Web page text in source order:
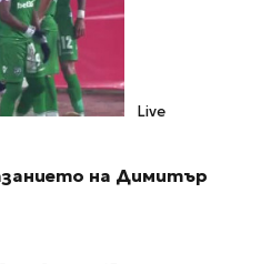
Live
на Димитър